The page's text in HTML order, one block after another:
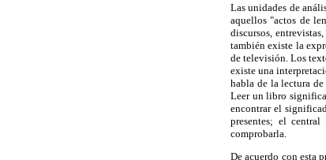
Las unidades de
aquellos "actos de
discursos,
también existe la
de televisión. Los
existe una
habla de la lectura
Leer un libro
encontrar el
presentes; el
comprobarla.
De acuerdo con esta